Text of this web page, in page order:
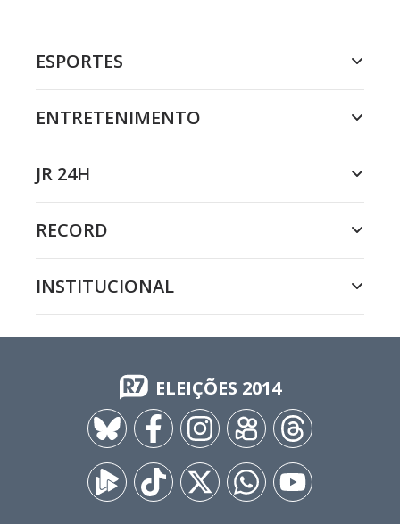
ESPORTES
ENTRETENIMENTO
JR 24H
RECORD
INSTITUCIONAL
ELEIÇÕES 2014